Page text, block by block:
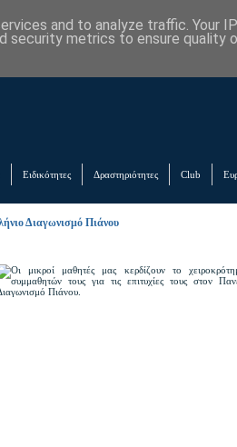
Ειδικότητες Δραστηριότητες Club
Διαγωνισμό Πιάνου
and to analyze traffic. Your
security metrics to ensure quality